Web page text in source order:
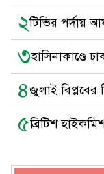
২টিভির পর্দায়
৩হাসিনাকাণ্ডে
৪জুলাই বিপ্লবের
৫ব্রিটিশ